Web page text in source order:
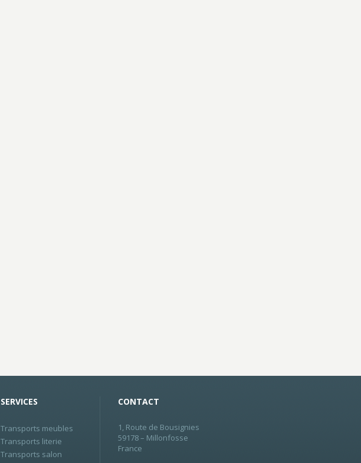
SERVICES
Transports meubles
Transports literie
Transports salon
CONTACT
1, Route de Bousignies
59178 – Millonfosse
France